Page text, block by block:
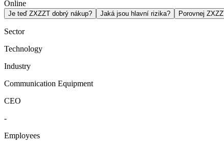
Online
Je teď ZXZZT dobrý nákup? Jaká jsou hlavní rizika? Porovnej
Sector
Technology
Industry
Communication Equipment
CEO
-
Employees